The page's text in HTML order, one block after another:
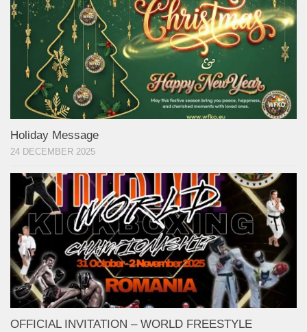
Holiday Message
24 DECEMBER 2025
OFFICIAL INVITATION – WORLD FREESTYLE